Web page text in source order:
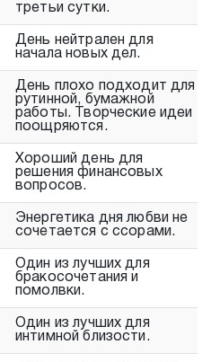
третьи сутки.
День нейтрален для
начала новых дел.
День плохо подходит для
рутинной, бумажной
работы. Творческие идеи
поощряются.
Хороший день для
решения финансовых
вопросов.
Энергетика дня любви не
сочетается с ссорами.
Один из лучших для
бракосочетания и
помолвки.
Один из лучших для
интимной близости.